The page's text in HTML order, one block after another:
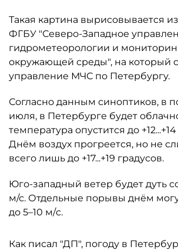
Такая картина вырисовывается
ФГБУ "Северо-Западное
гидрометеорологии и
окружающей среды", на который
управление МЧС по Петербургу.
Согласно данным синоптиков, в
июля, в Петербурге будет
температура опустится до
Днём воздух прогреется, но не
всего лишь до +17...+19 градусов.
Юго-западный ветер будет дуть
м/с. Отдельные порывы днём
до 5–10 м/c.
Как писал "ДП", погоду в